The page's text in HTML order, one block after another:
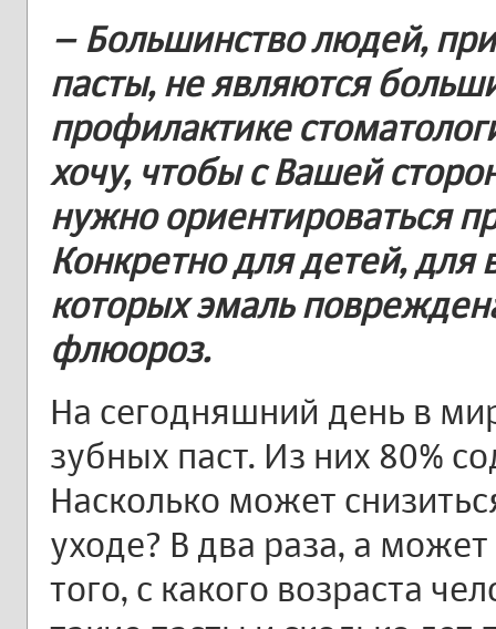
– Большинство людей,
пасты, не являются
профилактике
хочу, чтобы с Вашей
нужно ориентироваться
Конкретно для детей, для
которых эмаль
флюороз.
На сегодняшний день в
зубных паст. Из них 80%
Насколько может
уходе? В два раза, а
того, с какого возраста